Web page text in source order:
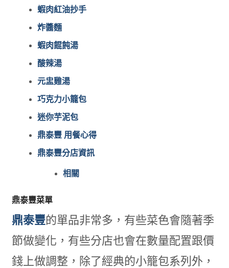
蝦肉紅油抄手
炸醬麵
蝦肉餛飩湯
酸辣湯
元盅雞湯
巧克力小籠包
迷你芋泥包
鼎泰豐 用餐心得
鼎泰豐分店資訊
相關
鼎泰豐菜單
鼎泰豐的單品非常多，有些菜色會隨著季
節做變化，有些分店也會在數量配置跟價
錢上做調整，除了經典的小籠包系列外，